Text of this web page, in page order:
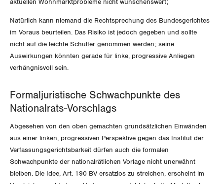
aktuellen Wohnmarktprobleme nicht wünschenswert;
Natürlich kann niemand die Rechtsprechung des Bundesgerichtes
im Voraus beurteilen. Das Risiko ist jedoch gegeben und sollte
nicht auf die leichte Schulter genommen werden; seine
Auswirkungen könnten gerade für linke, progressive Anliegen
verhängnisvoll sein.
Formaljuristische Schwachpunkte des
Nationalrats-Vorschlags
Abgesehen von den oben gemachten grundsätzlichen Einwänden
aus einer linken, progressiven Perspektive gegen das Institut der
Verfassungsgerichtsbarkeit dürfen auch die formalen
Schwachpunkte der nationalrätlichen Vorlage nicht unerwähnt
bleiben. Die Idee, Art. 190 BV ersatzlos zu streichen, erscheint im